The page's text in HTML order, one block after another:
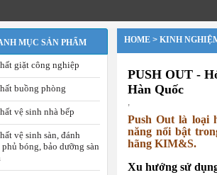
MỤC SẢN PHẨM
giặt công nghiệp
buồng phòng
vệ sinh nhà bếp
vệ sinh sàn, đánh
bóng, bảo dưỡng sàn
HOME > KINH
PUSH OUT -
Hàn Quốc
,
Push Out là loại
năng nổi bật
hãng KIM&S.
Xu hướng sử